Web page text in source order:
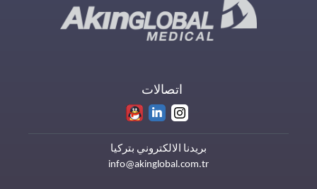
اتصالات
بريدنا الالكتروني بتركيا
info@akinglobal.com.tr